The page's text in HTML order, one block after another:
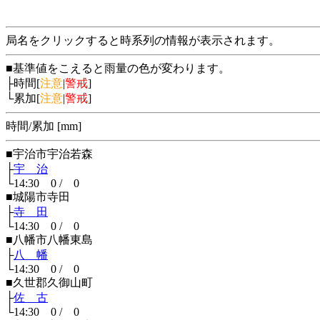
局名をクリックすると時系列の情報が表示されます。
■基準値をこえると雨量の色が変わります。
├時間[注意|警戒]
└累加[注意|警戒]
時間/累加 [mm]
■宇治市宇治若森
├宇 治
└14:30 0 / 0
■城陽市寺田
├寺 田
└14:30 0 / 0
■八幡市八幡東島
├八 幡
└14:30 0 / 0
■久世郡久御山町
├佐 古
└14:30 0 / 0